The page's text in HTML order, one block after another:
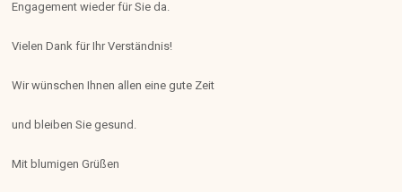
Engagement wieder für Sie da.
Vielen Dank für Ihr Verständnis!
Wir wünschen Ihnen allen eine gute Zeit
und bleiben Sie gesund.
Mit blumigen Grüßen